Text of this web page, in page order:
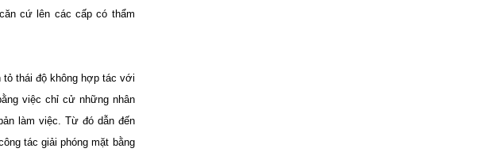
cứ lên các cấp có thẩm
tỏ thái độ không hợp tác với
việc chỉ cử những nhân
làm việc. Từ đó dẫn đến
tác giải phóng mặt bằng